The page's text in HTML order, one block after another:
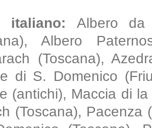
italiano: Albero da
Albero
(Toscana),
di S. Domenico
(antichi), Maccia di
(Toscana), Pacenza